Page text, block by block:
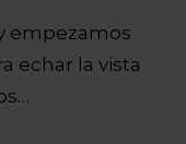
empezamos
echar la vista